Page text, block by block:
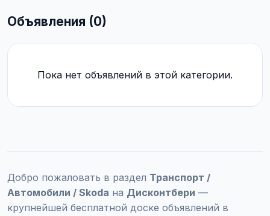
Объявления (0)
Пока нет объявлений в этой категории.
Добро пожаловать в раздел Транспорт /
Автомобили / Skoda на Дисконтбери —
крупнейшей бесплатной доске объявлений в